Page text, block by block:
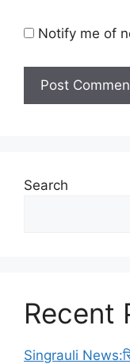
Notify me of
Search
Recent
Singrauli